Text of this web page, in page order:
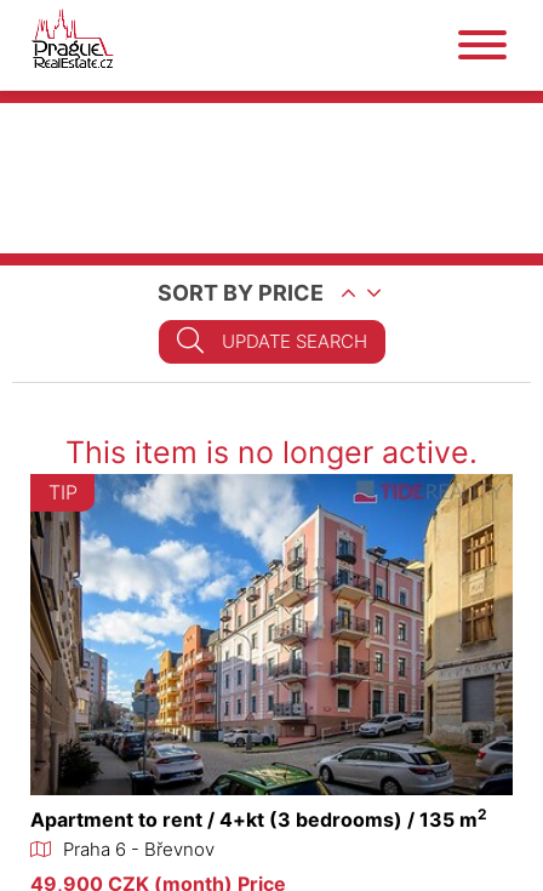
SORT BY PRICE
UPDATE SEARCH
This item is no longer active.
TIP
Apartment to rent / 4+kt (3 bedrooms) / 135 m2
Praha 6 - Břevnov
49,900 CZK (month) Price